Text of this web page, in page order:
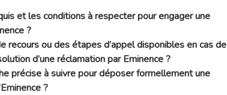
et les conditions à respecter pour engager une
?
recours ou des étapes d’appel disponibles en cas de
d’une réclamation par Eminence ?
précise à suivre pour déposer formellement une
?